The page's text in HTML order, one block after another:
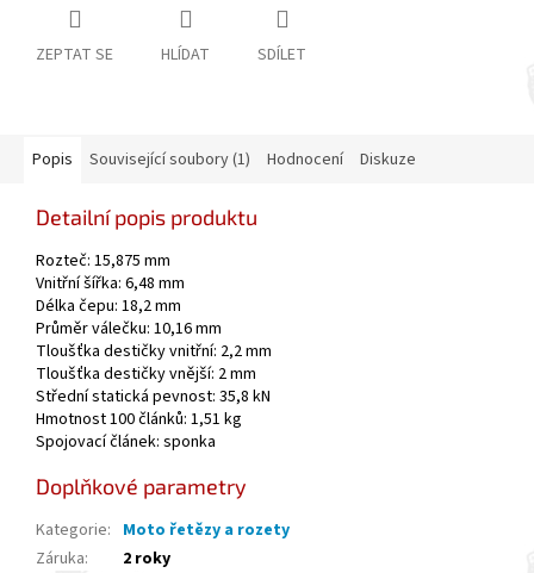
ZEPTAT SE HLÍDAT SDÍLET
Popis Související soubory (1) Hodnocení Diskuze
Detailní popis produktu
Rozteč: 15,875 mm
Vnitřní šířka: 6,48 mm
Délka čepu: 18,2 mm
Průměr válečku: 10,16 mm
Tloušťka destičky vnitřní: 2,2 mm
Tloušťka destičky vnější: 2 mm
Střední statická pevnost: 35,8 kN
Hmotnost 100 článků: 1,51 kg
Spojovací článek: sponka
Doplňkové parametry
Kategorie: Moto řetězy a rozety
Záruka: 2 roky